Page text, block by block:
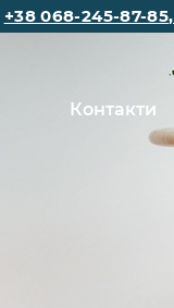
+38 068-245-87-85,
Контакти